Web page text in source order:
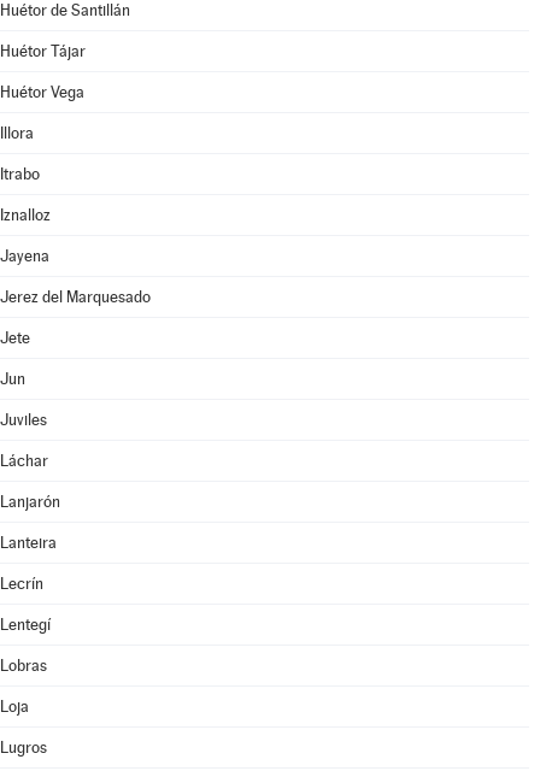
Huétor de Santillán
Huétor Tájar
Huétor Vega
Illora
Itrabo
Iznalloz
Jayena
Jerez del Marquesado
Jete
Jun
Juviles
Láchar
Lanjarón
Lanteira
Lecrín
Lentegí
Lobras
Loja
Lugros